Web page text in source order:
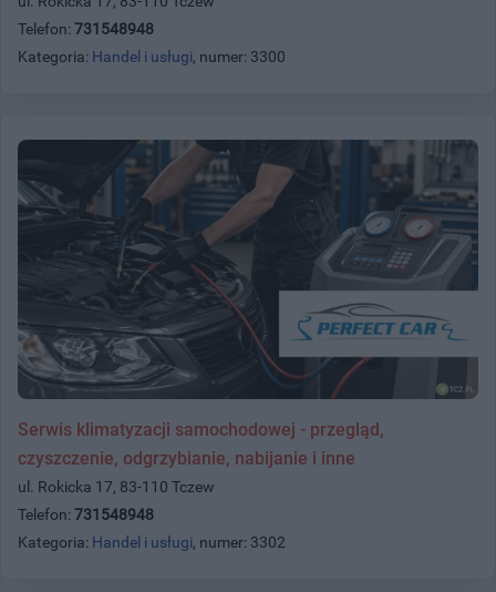
Telefon: 731548948
Kategoria: Handel i usługi, numer: 3300
Serwis klimatyzacji samochodowej - przegląd,
czyszczenie, odgrzybianie, nabijanie i inne
ul. Rokicka 17, 83-110 Tczew
Telefon: 731548948
Kategoria: Handel i usługi, numer: 3302